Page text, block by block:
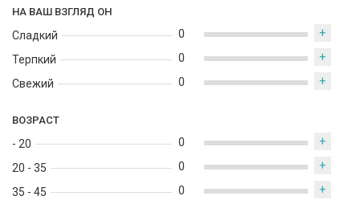
НА ВАШ ВЗГЛЯД ОН
Сладкий
Терпкий
Свежий
0 +
0 +
0 +
ВОЗРАСТ
- 20
20 - 35
35 - 45
0 +
0 +
0 +